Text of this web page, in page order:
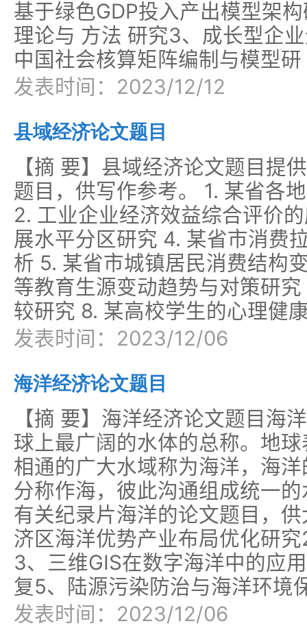
基于绿色GDP投入产出模型架
理论与 方法 研究3、成长型企
中国社会核算矩阵编制与模型研
发表时间：2023/12/12
县域经济论文题目
【摘 要】县域经济论文题目提
题目，供写作参考。 1. 某省各
2. 工业企业经济效益综合评价
展水平分区研究 4. 某省市消费
析 5. 某省市城镇居民消费结构
等教育生源变动趋势与对策研
较研究 8. 某高校学生的心理健
发表时间：2023/12/06
海洋经济论文题目
【摘 要】海洋经济论文题目海
球上最广阔的水体的总称。地
相通的广大水域称为海洋，海
分称作海，彼此沟通组成统一
有关纪录片海洋的论文题目，
济区海洋优势产业布局优化研
3、三维GIS在数字海洋中的应
复5、陆源污染防治与海洋环境
发表时间：2023/12/06